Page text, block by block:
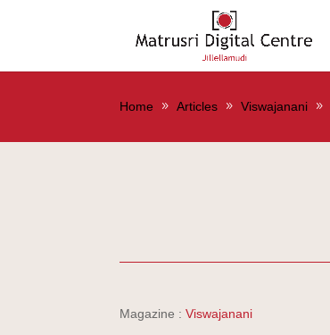
Home Articles Viswajanani
Magazine :Viswajanani